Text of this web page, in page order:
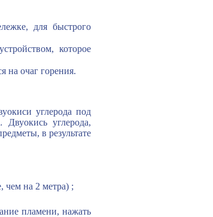
для быстрого
которое
на очаг горения.
углерода под
Двуокись углерода,
в результате
чем на 2 метра) ;
пламени, нажать